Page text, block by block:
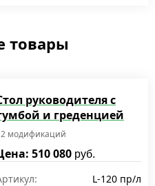
товары
руководителя с
и греденцией
модификаций
510 080 руб.
L-120 пр/л